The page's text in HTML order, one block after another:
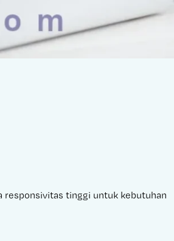
tinggi untuk kebutuhan